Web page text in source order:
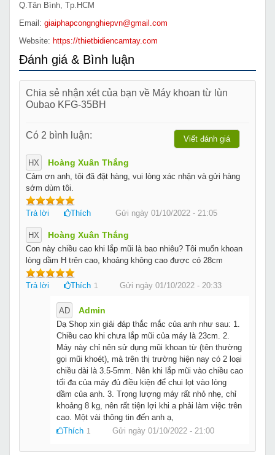
Q.Tân Bình, Tp.HCM
Email: giaiphapcongnghiepvn@gmail.com
Website: https://thietbidiencamtay.com
Đánh giá & Bình luận
Chia sẻ nhận xét của bạn về Máy khoan từ lùn
Oubao KFG-35BH
Có 2 bình luận: Viết đánh giá
HX Hoàng Xuân Thắng
Cảm ơn anh, tôi đã đặt hàng, vui lòng xác nhận và gửi hàng
sớm dùm tôi.
Trả lời Thích Gửi ngày 01/10/2022 - 21:05
HX Hoàng Xuân Thắng
Con này chiều cao khi lắp mũi là bao nhiêu? Tôi muốn khoan
lòng dầm H trên cao, khoảng không cao được có 28cm
Trả lời Thích 1 Gửi ngày 01/10/2022 - 20:33
AD Admin
Dạ Shop xin giải đáp thắc mắc của anh như sau: 1.
Chiều cao khi chưa lắp mũi của máy là 23cm. 2.
Máy này chỉ nên sử dụng mũi khoan từ (tên thường
gọi mũi khoét), mà trên thị trường hiện nay có 2 loại
chiều dài là 3.5-5mm. Nên khi lắp mũi vào chiều cao
tối đa của máy đủ điều kiện để chui lọt vào lòng
dầm của anh. 3. Trọng lượng máy rất nhỏ nhẹ, chỉ
khoảng 8 kg, nên rất tiện lợi khi a phải làm việc trên
cao. Một vài thông tin đến anh ạ,
Thích 1 Gửi ngày 01/10/2022 - 21:00